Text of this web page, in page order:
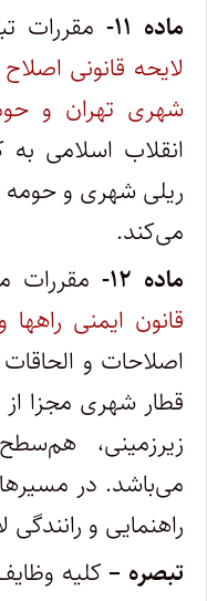
ماده ۱۱-
مقررات
لایحه قانونی
شهری تهران و
انقلاب اسلامی
ریلی شهری و حومه
می‌کند.
ماده ۱۲-
مقررات
قانون ایمنی راهها
اصلاحات و
قطار شهری مجزا
زیرزمینی،
می‌باشد. در
راهنمایی و رانندگی
تبصره –کلیه